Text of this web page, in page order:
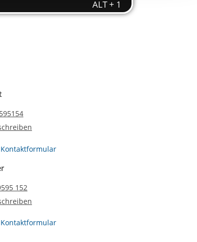
wir
starten/stoppen
Kontaktformular
152
Kontaktformular